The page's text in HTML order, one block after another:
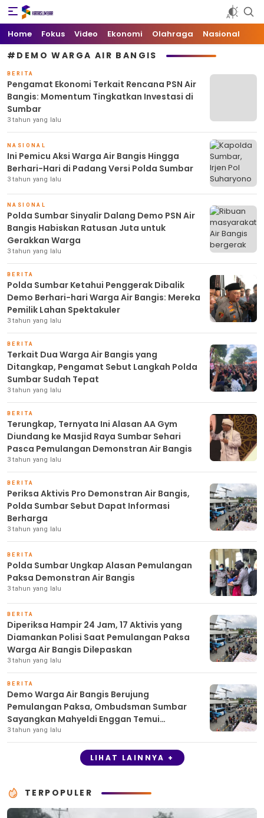
Kata Sumbar
Berita Sumbar Hari Ini
Home Fokus Video Ekonomi Olahraga Nasional
#DEMO WARGA AIR BANGIS
BERITA
Pengamat Ekonomi Terkait Rencana PSN Air
Bangis: Momentum Tingkatkan Investasi di
Sumbar
3 tahun yang lalu
NASIONAL
Ini Pemicu Aksi Warga Air Bangis Hingga
Berhari-Hari di Padang Versi Polda Sumbar
3 tahun yang lalu
NASIONAL
Polda Sumbar Sinyalir Dalang Demo PSN Air
Bangis Habiskan Ratusan Juta untuk
Gerakkan Warga
3 tahun yang lalu
BERITA
Polda Sumbar Ketahui Penggerak Dibalik
Demo Berhari-hari Warga Air Bangis: Mereka
Pemilik Lahan Spektakuler
3 tahun yang lalu
BERITA
Terkait Dua Warga Air Bangis yang
Ditangkap, Pengamat Sebut Langkah Polda
Sumbar Sudah Tepat
3 tahun yang lalu
BERITA
Terungkap, Ternyata Ini Alasan AA Gym
Diundang ke Masjid Raya Sumbar Sehari
Pasca Pemulangan Demonstran Air Bangis
3 tahun yang lalu
BERITA
Periksa Aktivis Pro Demonstran Air Bangis,
Polda Sumbar Sebut Dapat Informasi
Berharga
3 tahun yang lalu
BERITA
Polda Sumbar Ungkap Alasan Pemulangan
Paksa Demonstran Air Bangis
3 tahun yang lalu
BERITA
Diperiksa Hampir 24 Jam, 17 Aktivis yang
Diamankan Polisi Saat Pemulangan Paksa
Warga Air Bangis Dilepaskan
3 tahun yang lalu
BERITA
Demo Warga Air Bangis Berujung
Pemulangan Paksa, Ombudsman Sumbar
Sayangkan Mahyeldi Enggan Temui
Rakyatnya
3 tahun yang lalu
LIHAT LAINNYA +
TERPOPULER